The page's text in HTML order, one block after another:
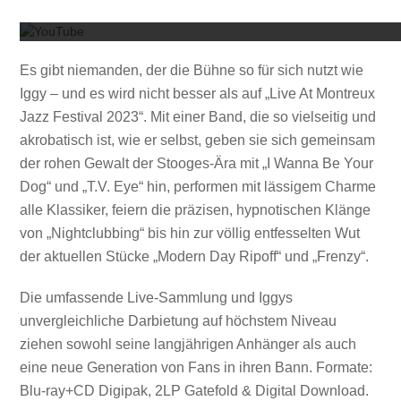
Es gibt niemanden, der die Bühne so für sich nutzt wie
Iggy – und es wird nicht besser als auf „Live At Montreux
Jazz Festival 2023“. Mit einer Band, die so vielseitig und
akrobatisch ist, wie er selbst, geben sie sich gemeinsam
der rohen Gewalt der Stooges-Ära mit „I Wanna Be Your
Dog“ und „T.V. Eye“ hin, performen mit lässigem Charme
alle Klassiker, feiern die präzisen, hypnotischen Klänge
von „Nightclubbing“ bis hin zur völlig entfesselten Wut
der aktuellen Stücke „Modern Day Ripoff“ und „Frenzy“.
Die umfassende Live-Sammlung und Iggys
unvergleichliche Darbietung auf höchstem Niveau
ziehen sowohl seine langjährigen Anhänger als auch
eine neue Generation von Fans in ihren Bann. Formate:
Blu-ray+CD Digipak, 2LP Gatefold & Digital Download.